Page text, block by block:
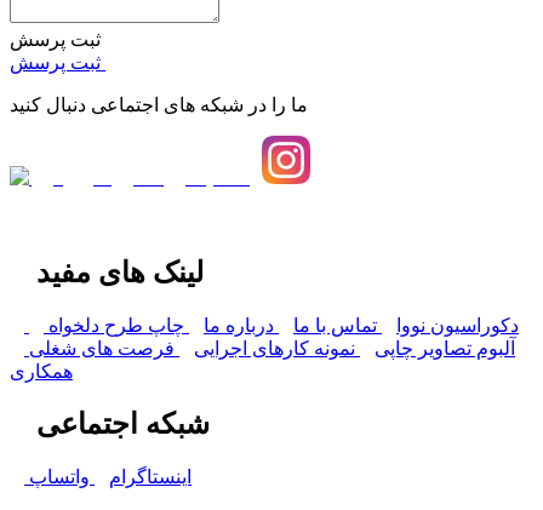
ثبت پرسش
ما را در شبکه های اجتماعی دنبال کنید
لینک های مفید
دکوراسیون نووا تماس با ما درباره ما
چاپ طرح دلخواه
آلبوم تصاویر چاپی
نمونه کارهای اجرایی
فرصت های شغلی
همکاری
شبکه اجتماعی
اینستاگرام واتساپ